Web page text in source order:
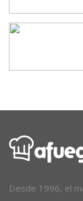
Desde 1996, el